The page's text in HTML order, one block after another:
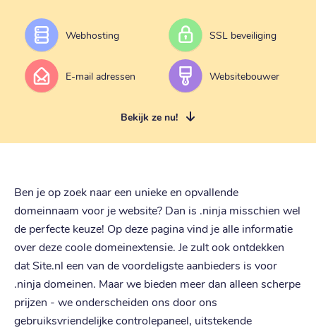
Webhosting SSL beveiliging
E-mail adressen Websitebouwer
Bekijk ze nu!
Ben je op zoek naar een unieke en opvallende
domeinnaam voor je website? Dan is .ninja misschien wel
de perfecte keuze! Op deze pagina vind je alle informatie
over deze coole domeinextensie. Je zult ook ontdekken
dat Site.nl een van de voordeligste aanbieders is voor
.ninja domeinen. Maar we bieden meer dan alleen scherpe
prijzen - we onderscheiden ons door ons
gebruiksvriendelijke controlepaneel, uitstekende